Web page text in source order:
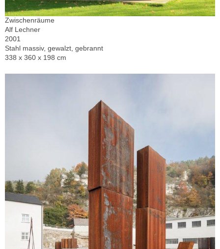
Zwischenräume
Alf Lechner
2001
Stahl massiv, gewalzt, gebrannt
338 x 360 x 198 cm